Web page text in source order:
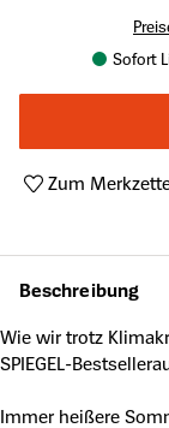
Sofort
Zum
Beschreibung
Wie wir trotz
SPIEGEL-
Immer heißere